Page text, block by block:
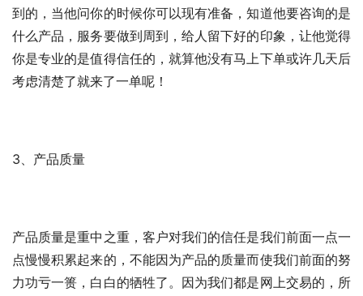
到的，当他问你的时候你可以现有准备，知道他要咨询的是
什么产品，服务要做到周到，给人留下好的印象，让他觉得
你是专业的是值得信任的，就算他没有马上下单或许几天后
考虑清楚了就来了一单呢！
3、产品质量
产品质量是重中之重，客户对我们的信任是我们前面一点一
点慢慢积累起来的，不能因为产品的质量而使我们前面的努
力功亏一篑，白白的牺牲了。因为我们都是网上交易的，所